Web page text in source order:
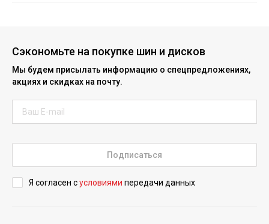
Сэкономьте на покупке шин и дисков
Мы будем присылать информацию о спецпредложениях,
акциях и скидках на почту.
Подписаться
Я согласен сусловиями передачи данных